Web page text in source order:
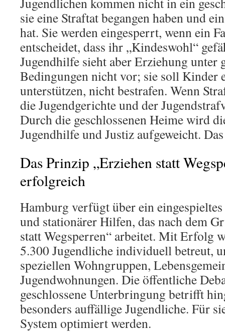
sie eine Straftat begangen haben und
hat. Sie werden eingesperrt, wenn ein
entscheidet, dass ihr „Kindeswohl“
Jugendhilfe sieht aber Erziehung unter
Bedingungen nicht vor; sie soll Kinder
unterstützen, nicht bestrafen. Wenn
die Jugendgerichte und der
Durch die geschlossenen Heime wird
Jugendhilfe und Justiz aufgeweicht.
Das Prinzip „Erziehen statt
erfolgreich
Hamburg verfügt über ein
und stationärer Hilfen, das nach dem
statt Wegsperren“ arbeitet. Mit Erfolg
5.300 Jugendliche individuell betreut,
speziellen Wohngruppen,
Jugendwohnungen. Die öffentliche
geschlossene Unterbringung betrifft
besonders auffällige Jugendliche. Für
System optimiert werden.